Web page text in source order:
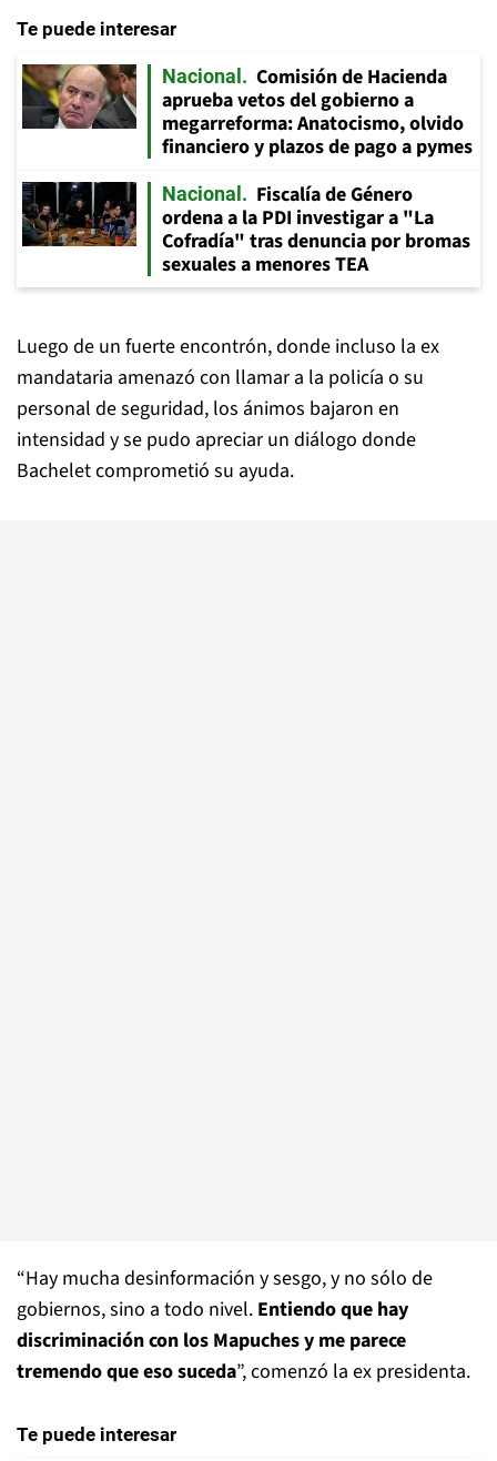
Te puede interesar
Nacional
Comisión de Hacienda
aprueba vetos del gobierno a
megarreforma: Anatocismo, olvido
financiero y plazos de pago a pymes
Nacional
Fiscalía de Género
ordena a la PDI investigar a "La
Cofradía" tras denuncia por bromas
sexuales a menores TEA
Luego de un fuerte encontrón, donde incluso la ex
mandataria amenazó con llamar a la policía o su
personal de seguridad, los ánimos bajaron en
intensidad y se pudo apreciar un diálogo donde
Bachelet comprometió su ayuda.
“Hay mucha desinformación y sesgo, y no sólo de
gobiernos, sino a todo nivel. Entiendo que hay
discriminación con los Mapuches y me parece
tremendo que eso suceda”, comenzó la ex presidenta.
Te puede interesar